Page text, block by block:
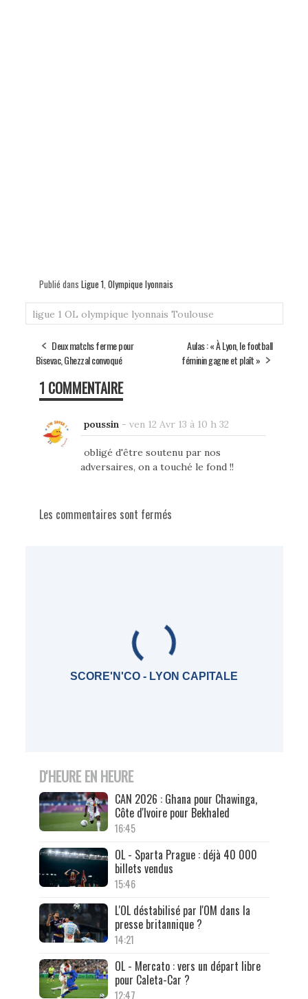
Publié dans Ligue 1, Olympique lyonnais
ligue 1 OL olympique lyonnais Toulouse
Deux matchs ferme pour
Bisevac, Ghezzal convoqué
Aulas : « À Lyon, le football
féminin gagne et plaît »
1 COMMENTAIRE
poussin- ven 12 Avr 13 à 10 h 32
obligé d'être soutenu par nos
adversaires, on a touché le fond !!
Les commentaires sont fermés
SCORE'N'CO - LYON CAPITALE
D'HEURE EN HEURE
CAN 2026 : Ghana pour Chawinga,
Côte d'Ivoire pour Bekhaled
16:45
OL - Sparta Prague : déjà 40 000
billets vendus
15:46
L'OL déstabilisé par l'OM dans la
presse britannique ?
14:21
OL - Mercato : vers un départ libre
pour Caleta-Car ?
12:47